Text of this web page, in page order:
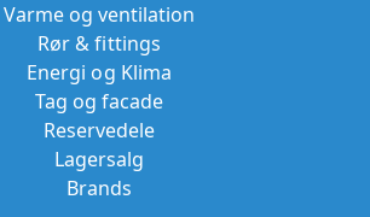
Varme og ventilation
Rør & fittings
Energi og Klima
Tag og facade
Reservedele
Lagersalg
Brands